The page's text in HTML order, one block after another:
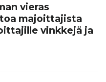
vieras
majoit­ta­jista
vinkkejä ja